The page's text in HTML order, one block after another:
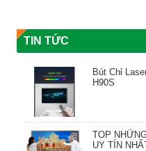
TIN TỨC
Bút Chỉ
H90S
TOP
UY TÍN